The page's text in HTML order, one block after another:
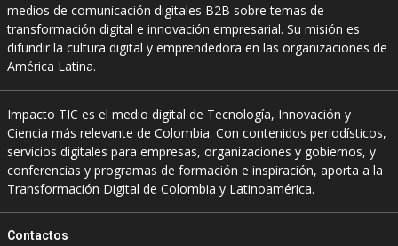
medios de comunicación digitales B2B sobre temas de
transformación digital e innovación empresarial. Su misión es
difundir la cultura digital y emprendedora en las organizaciones de
América Latina.
Impacto TIC es el medio digital de Tecnología, Innovación y
Ciencia más relevante de Colombia. Con contenidos periodísticos,
servicios digitales para empresas, organizaciones y gobiernos, y
conferencias y programas de formación e inspiración, aporta a la
Transformación Digital de Colombia y Latinoamérica.
Contactos